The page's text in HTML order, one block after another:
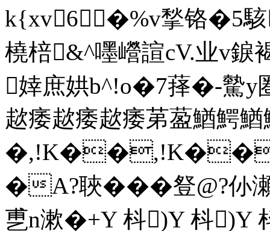
k{xv6 �%v揫铬�5駭
橈棓&^嚜巆諠cV.业v錑
婞庶娂b^!o�7萚�-驇y
趑痿趑痿趑痿苐萾鰌鰐鰌
�A?聗���豋@?仦
乶n漱�+Y 枓)Y 枓